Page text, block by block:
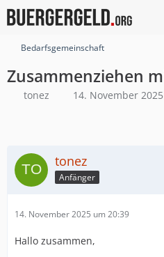
Bedarfsgemeinschaft
Zusammenziehen
tonez 14. November
tonez
Anfänger
14. November 2025 um 20:39
Hallo zusammen,